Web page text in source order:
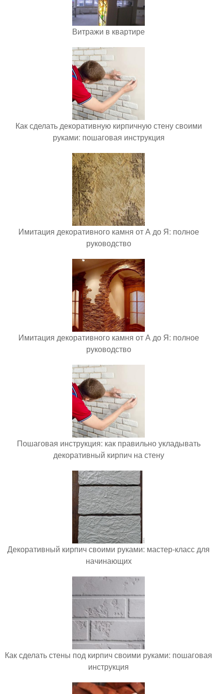
Витражи в квартире
Как сделать декоративную кирпичную стену своими
руками: пошаговая инструкция
Имитация декоративного камня от А до Я: полное
руководство
Имитация декоративного камня от А до Я: полное
руководство
Пошаговая инструкция: как правильно укладывать
декоративный кирпич на стену
Декоративный кирпич своими руками: мастер-класс для
начинающих
Как сделать стены под кирпич своими руками: пошаговая
инструкция